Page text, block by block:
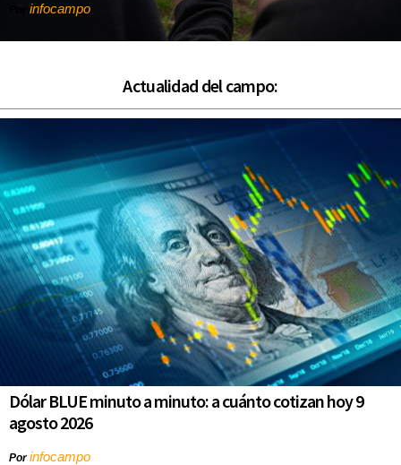
infocampo
Actualidad del campo:
Dólar BLUE minuto a minuto: a cuánto cotizan hoy 9
agosto 2026
Porinfocampo